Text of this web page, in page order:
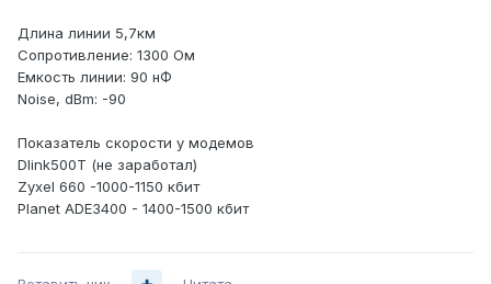
Длина линии 5,7км
Сопротивление: 1300 Ом
Емкость линии: 90 нФ
Noise, dBm: -90
Показатель скорости у модемов
Dlink500T (не заработал)
Zyxel 660 -1000-1150 кбит
Planet ADE3400 - 1400-1500 кбит